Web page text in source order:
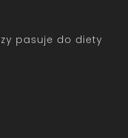
pasuje do diety